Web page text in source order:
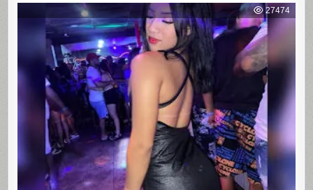
DE
20
ANOS
EM
MOTEL
COM
REMOTO
PARTES
É
27474